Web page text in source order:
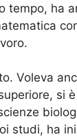
tempo, ha
Voleva
si
studi, ha